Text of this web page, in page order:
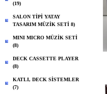
(19)
SALON TİPİ YATAY
TASARIM MÜZİK SETİ 8)
MINI MICRO MÜZİK SETİ
(8)
DECK CASSETTE PLAYER
(8)
KATLI, DECK SİSTEMLER
(7)